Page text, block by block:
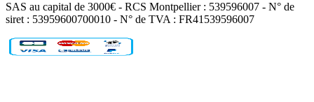
SAS au capital de 3000€ - RCS Montpellier : 539596007 - N° de
siret : 53959600700010 - N° de TVA : FR41539596007